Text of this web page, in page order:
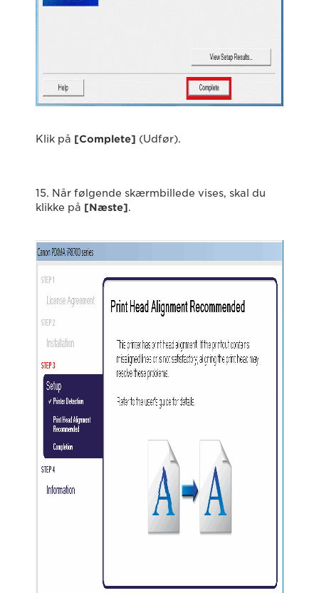
Klik på [Complete] (Udfør).
15. Når følgende skærmbillede vises, skal du
klikke på [Næste].